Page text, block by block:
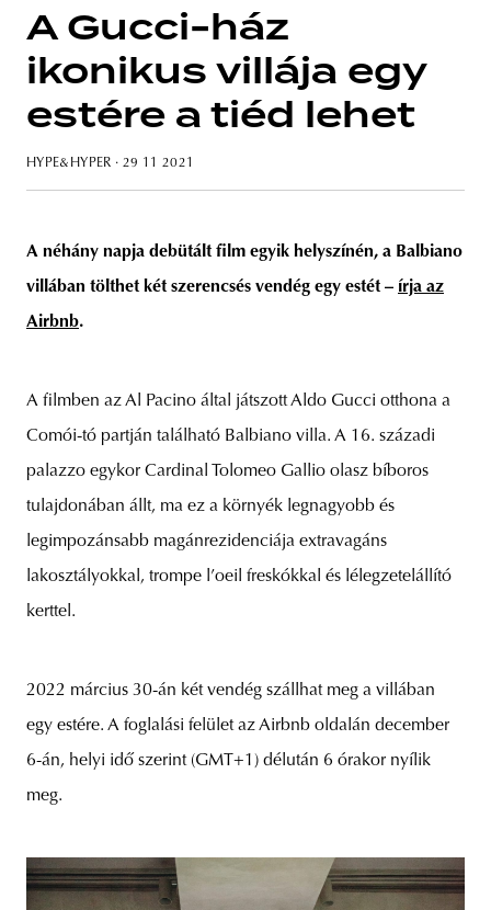
budapest poland branding
A Gucci-ház
ikonikus villája egy
estére a tiéd lehet
HYPE&HYPER · 29 11 2021
A néhány napja debütált film egyik helyszínén, a Balbiano
villában tölthet két szerencsés vendég egy estét – írja az
Airbnb.
A filmben az Al Pacino által játszott Aldo Gucci otthona a
Comói-tó partján található Balbiano villa. A 16. századi
palazzo egykor Cardinal Tolomeo Gallio olasz bíboros
tulajdonában állt, ma ez a környék legnagyobb és
legimpozánsabb magánrezidenciája extravagáns
lakosztályokkal, trompe l’oeil freskókkal és lélegzetelállító
kerttel.
2022 március 30-án két vendég szállhat meg a villában
egy estére. A foglalási felület az Airbnb oldalán december
6-án, helyi idő szerint (GMT+1) délután 6 órakor nyílik
meg.